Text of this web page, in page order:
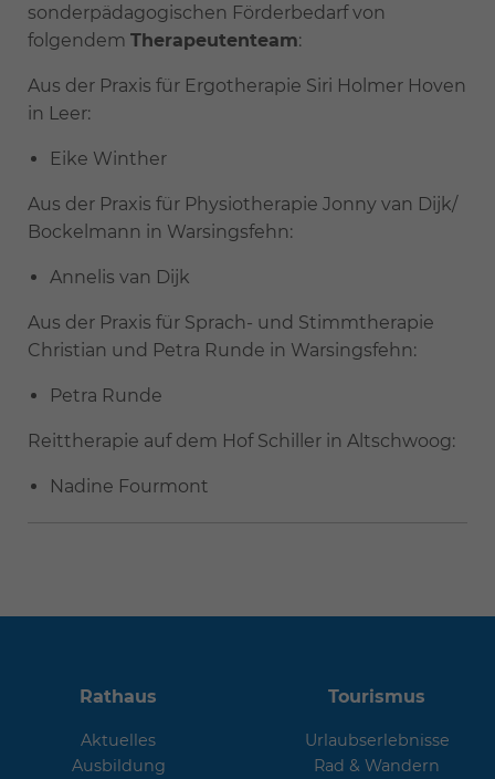
sonderpädagogischen Förderbedarf von
folgendem Therapeutenteam:
Aus der Praxis für Ergotherapie Siri Holmer Hoven
in Leer:
Eike Winther
Aus der Praxis für Physiotherapie Jonny van Dijk/
Bockelmann in Warsingsfehn:
Annelis van Dijk
Aus der Praxis für Sprach- und Stimmtherapie
Christian und Petra Runde in Warsingsfehn:
Petra Runde
Reittherapie auf dem Hof Schiller in Altschwoog:
Nadine Fourmont
Rathaus
Aktuelles
Ausbildung
Tourismus
Urlaubserlebnisse
Rad & Wandern